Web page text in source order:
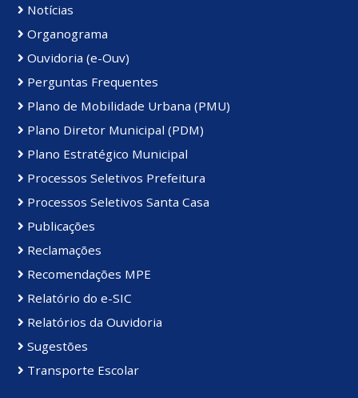
Para acessar o relatório das pesquisas acesse:
usp=sharing
Notícias
Organograma
Ouvidoria (e-Ouv)
Perguntas Frequentes
Plano de Mobilidade Urbana (PMU)
Plano Diretor Municipal (PDM)
Plano Estratégico Municipal
Processos Seletivos Prefeitura
Processos Seletivos Santa Casa
Publicações
Reclamações
Recomendações MPE
Relatório do e-SIC
Relatórios da Ouvidoria
Sugestões
Transporte Escolar